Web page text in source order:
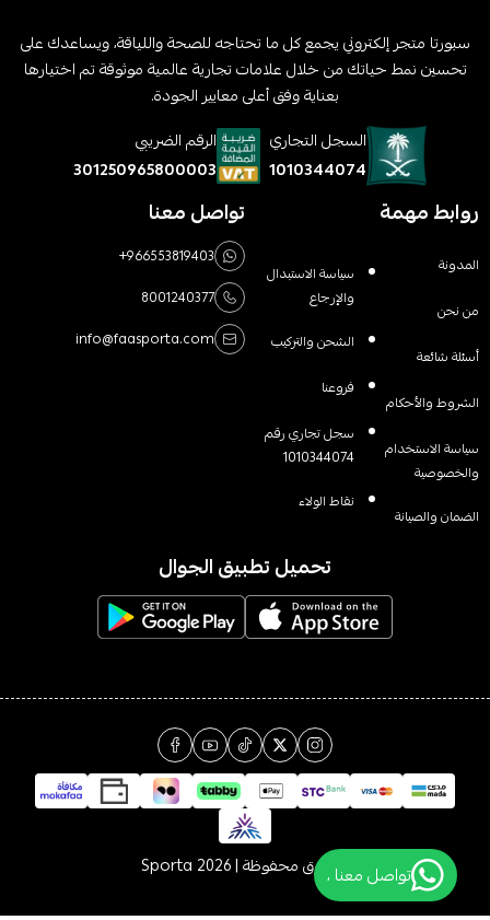
سبورتا متجر إلكتروني يجمع كل ما تحتاجه للصحة واللياقة، ويساعدك على
تحسين نمط حياتك من خلال علامات تجارية عالمية موثوقة تم اختيارها
بعناية وفق أعلى معايير الجودة.
السجل التجاري
1010344074
الرقم الضريبي
301250965800003
روابط مهمة
المدونة
من نحن
أسئلة شائعة
الشروط والأحكام
سياسة الاستخدام
والخصوصية
الضمان والصيانة
سياسة الاستبدال
والإرجاع
الشحن والتركيب
فروعنا
سجل تجاري رقم
1010344074
نقاط الولاء
تواصل معنا
+966553819403
8001240377
info@faasporta.com
تحميل تطبيق الجوال
الحقوق محفوظة | 2026 Sporta تواصل معنا ،